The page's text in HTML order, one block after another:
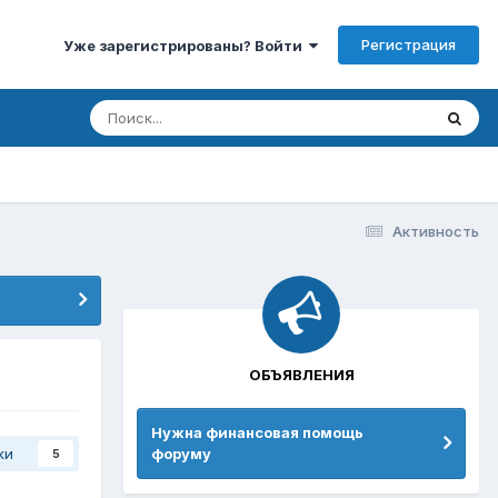
Уже зарегистрированы? Войти Регистрация
Активность
5
ОБЪЯВЛЕНИЯ
Нужна финансовая помощь
форуму